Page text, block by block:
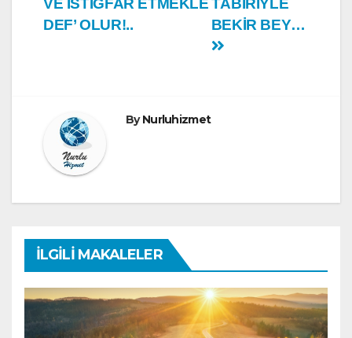
TÂBİRİYLE
BEKİR BEY…
VE İSTİĞFAR ETMEKLE
DEF’ OLUR!..
ByNurluhizmet
İLGILI MAKALELER